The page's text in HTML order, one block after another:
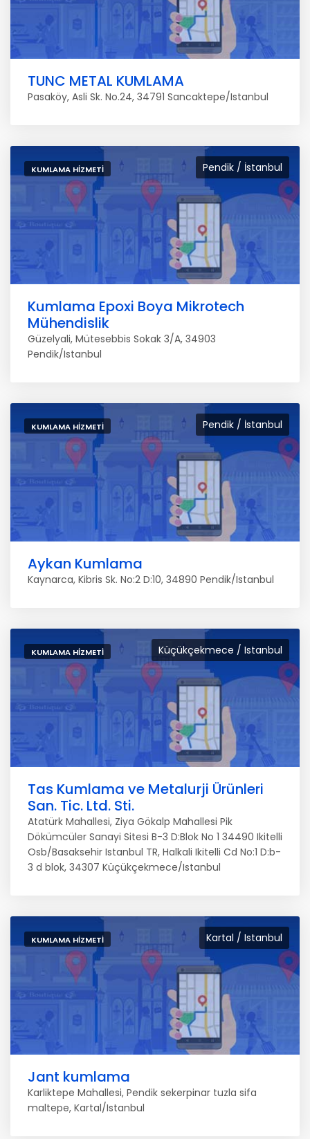
TUNC METAL KUMLAMA
Pasaköy, Asli Sk. No.24, 34791 Sancaktepe/Istanbul
Pendik / İstanbul
KUMLAMA HIZMETI
Kumlama Epoxi Boya Mikrotech
Mühendislik
Güzelyali, Mütesebbis Sokak 3/A, 34903
Pendik/Istanbul
Pendik / İstanbul
KUMLAMA HIZMETI
Aykan Kumlama
Kaynarca, Kibris Sk. No:2 D:10, 34890 Pendik/Istanbul
Küçükçekmece / Istanbul
KUMLAMA HIZMETI
Tas Kumlama ve Metalurji Ürünleri
San. Tic. Ltd. Sti.
Atatürk Mahallesi, Ziya Gökalp Mahallesi Pik
Dökümcüler Sanayi Sitesi B-3 D:Blok No 1 34490 Ikitelli
Osb/Basaksehir Istanbul TR, Halkali Ikitelli Cd No:1 D:b-
3 d blok, 34307 Küçükçekmece/Istanbul
Kartal / Istanbul
KUMLAMA HIZMETI
Jant kumlama
Karliktepe Mahallesi, Pendik sekerpinar tuzla sifa
maltepe, Kartal/Istanbul